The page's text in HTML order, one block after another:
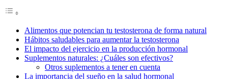
Alimentos que potencian tu testosterona de forma natural
Hábitos saludables para aumentar la testosterona
El impacto del ejercicio en la producción hormonal
Suplementos naturales: ¿Cuáles son efectivos?
Otros suplementos a tener en cuenta
La importancia del sueño en la salud hormonal